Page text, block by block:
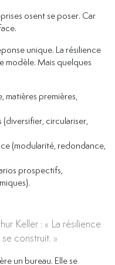
osent se poser. Car
unique. La résilience
modèle. Mais quelques
matières premières,
circulariser,
(modularité, redondance,
prospectifs,
Keller : « La résilience
se construit. »
un bureau. Elle se